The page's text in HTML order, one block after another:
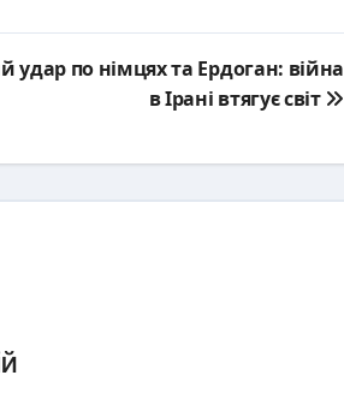
удар по німцях та Ердоган: війна
в Ірані втягує світ